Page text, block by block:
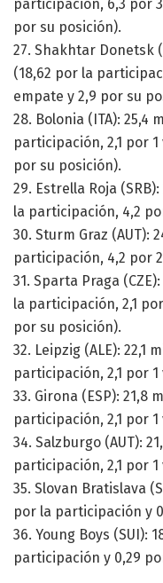
participación, 6,3 por
por su posición).
27. Shakhtar Donetsk
(18,62 por la
empate y 2,9 por su
28. Bolonia (ITA): 25,4
participación, 2,1 por
por su posición).
29. Estrella Roja
la participación, 4,2
30. Sturm Graz (AUT):
participación, 4,2 por
31. Sparta Praga
la participación, 2,1
por su posición).
32. Leipzig (ALE): 22,1
participación, 2,1 por
33. Girona (ESP): 21,8
participación, 2,1 por
34. Salzburgo (AUT):
participación, 2,1 por
35. Slovan Bratislava
por la participación y
36. Young Boys (SUI):
participación y 0,29